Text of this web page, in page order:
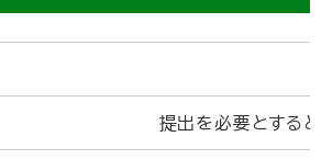
提出を必要とすると